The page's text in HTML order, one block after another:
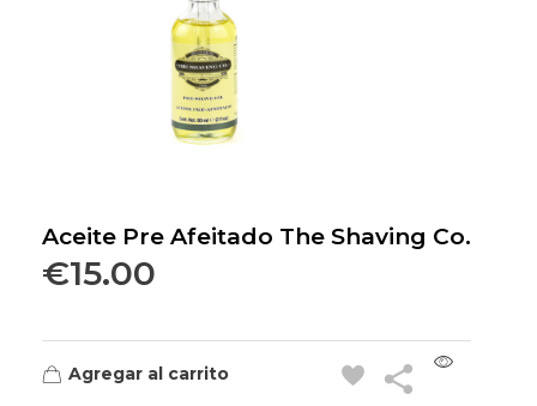
Aceite Pre Afeitado The Shaving Co.
€15.00
Agregar al carrito